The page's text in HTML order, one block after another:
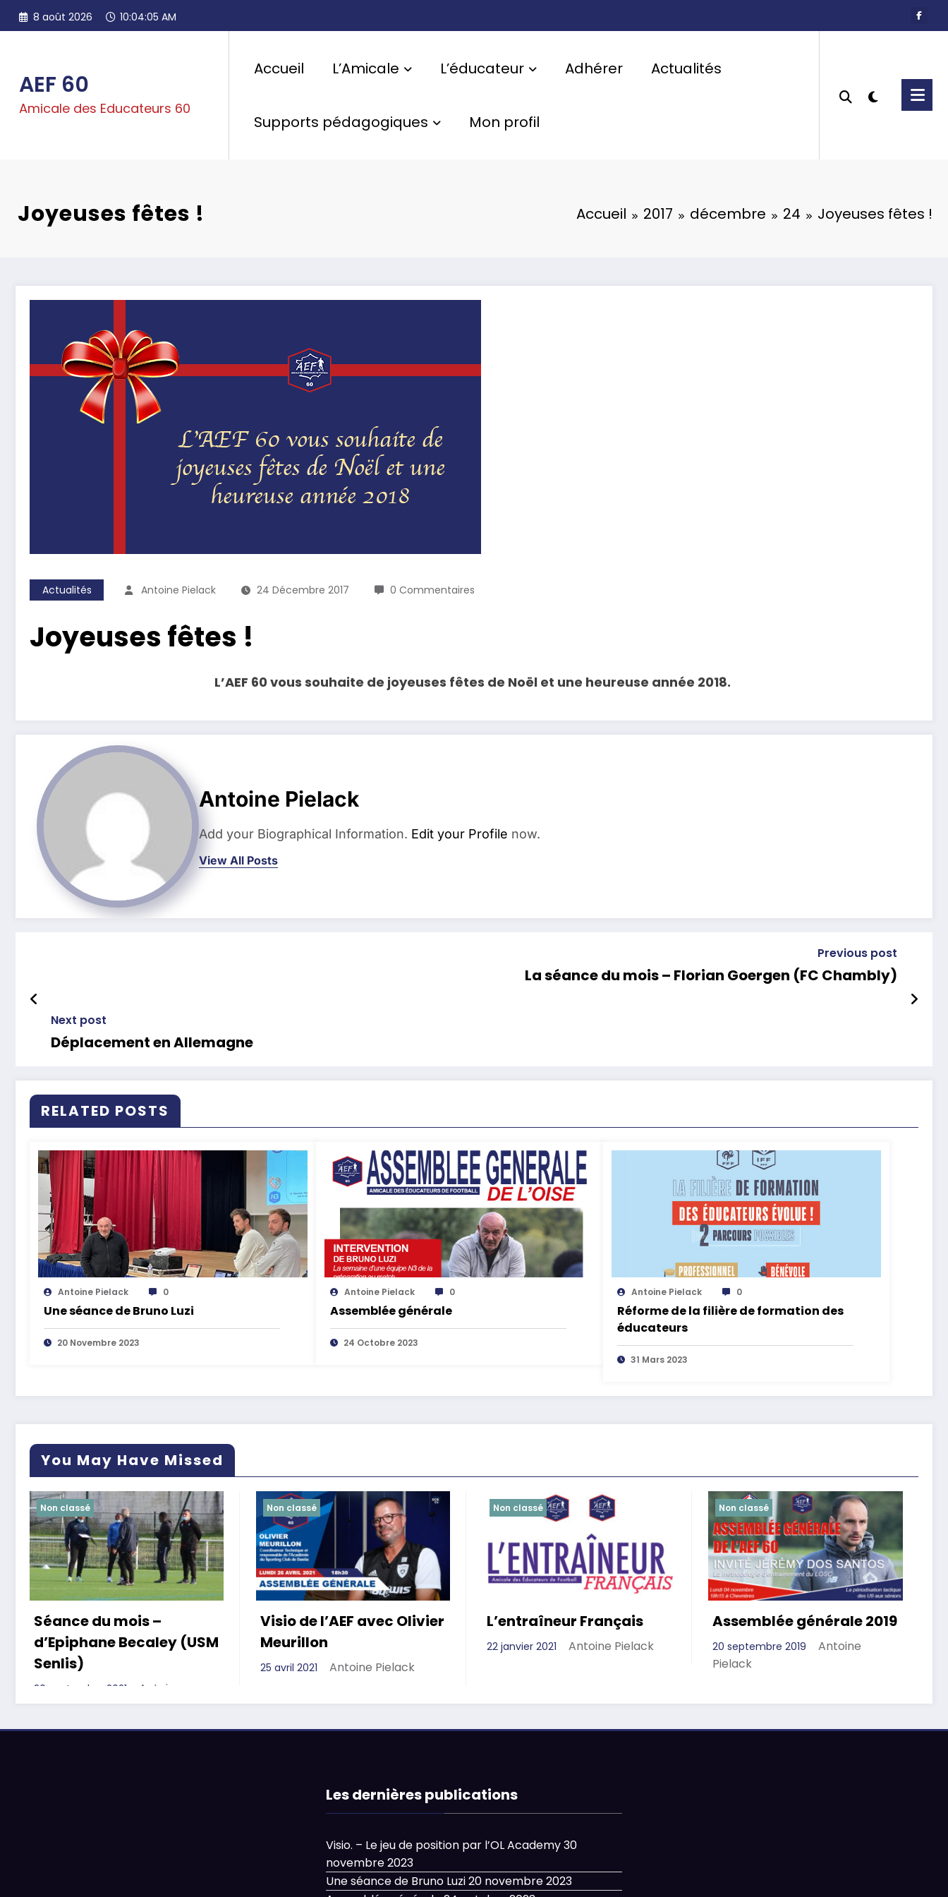
Aller
8 août 2026 10:04:06 AM
AEF 60
Amicale des Educateurs 60
Accueil L’Amicale L’éducateur Adhérer Actualités
Supports pédagogiques Mon profil
Joyeuses fêtes ! Accueil 2017 décembre 24 Joyeuses fêtes !
Actualités Antoine Pielack 24 Décembre 2017 0 Commentaires
Joyeuses fêtes !
L’AEF 60 vous souhaite de joyeuses fêtes de Noël et une heureuse année 2018.
Antoine Pielack
Add your Biographical Information. Edit your Profile now.
View All Posts
Previous post
La séance du mois – Florian Goergen (FC Chambly)
Next post
Déplacement en Allemagne
RELATED POSTS
Antoine Pielack 0
Une séance de Bruno Luzi
20 Novembre 2023
Antoine Pielack 0
Assemblée générale
24 Octobre 2023
Antoine Pielack 0
Réforme de la filière de formation des
éducateurs
31 Mars 2023
You May Have Missed
Non classé
Séance du mois –
d’Epiphane Becaley (USM
Senlis)
20 septembre 2021
Antoine
Pielack
Non classé
Visio de l’AEF avec Olivier
Meurillon
25 avril 2021 Antoine Pielack
Non classé
L’entraîneur Français
22 janvier 2021 Antoine Pielack
Non classé
Assemblée générale 2019
20 septembre 2019
Antoine
Pielack
Les dernières publications
Visio. – Le jeu de position par l’OL Academy30
novembre 2023
Une séance de Bruno Luzi20 novembre 2023